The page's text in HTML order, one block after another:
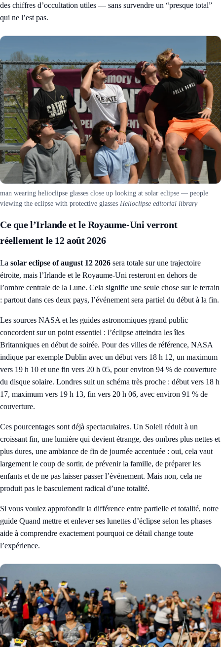
des chiffres d’occultation utiles — sans survendre un “presque total”
qui ne l’est pas.
man wearing helioclipse glasses close up looking at solar eclipse — people
viewing the eclipse with protective glasses Helioclipse editorial library
Ce que l’Irlande et le Royaume-Uni verront
réellement le 12 août 2026
La solar eclipse of august 12 2026 sera totale sur une trajectoire
étroite, mais l’Irlande et le Royaume-Uni resteront en dehors de
l’ombre centrale de la Lune. Cela signifie une seule chose sur le terrain
: partout dans ces deux pays, l’événement sera partiel du début à la fin.
Les sources NASA et les guides astronomiques grand public
concordent sur un point essentiel : l’éclipse atteindra les îles
Britanniques en début de soirée. Pour des villes de référence, NASA
indique par exemple Dublin avec un début vers 18 h 12, un maximum
vers 19 h 10 et une fin vers 20 h 05, pour environ 94 % de couverture
du disque solaire. Londres suit un schéma très proche : début vers 18 h
17, maximum vers 19 h 13, fin vers 20 h 06, avec environ 91 % de
couverture.
Ces pourcentages sont déjà spectaculaires. Un Soleil réduit à un
croissant fin, une lumière qui devient étrange, des ombres plus nettes et
plus dures, une ambiance de fin de journée accentuée : oui, cela vaut
largement le coup de sortir, de prévenir la famille, de préparer les
enfants et de ne pas laisser passer l’événement. Mais non, cela ne
produit pas le basculement radical d’une totalité.
Si vous voulez approfondir la différence entre partielle et totalité, notre
guide Quand mettre et enlever ses lunettes d’éclipse selon les phases
aide à comprendre exactement pourquoi ce détail change toute
l’expérience.